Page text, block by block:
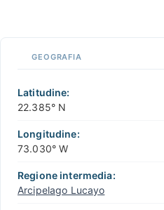
−
GEOGRAFIA
Latitudine:
22.385° N
Longitudine:
73.030° W
Regione intermedia:
Arcipelago Lucayo